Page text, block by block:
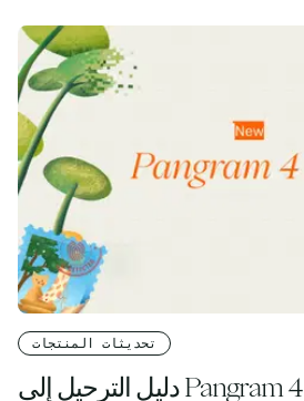
تحديثات المنتجات
دليل الترحيل إلى Pangram 4